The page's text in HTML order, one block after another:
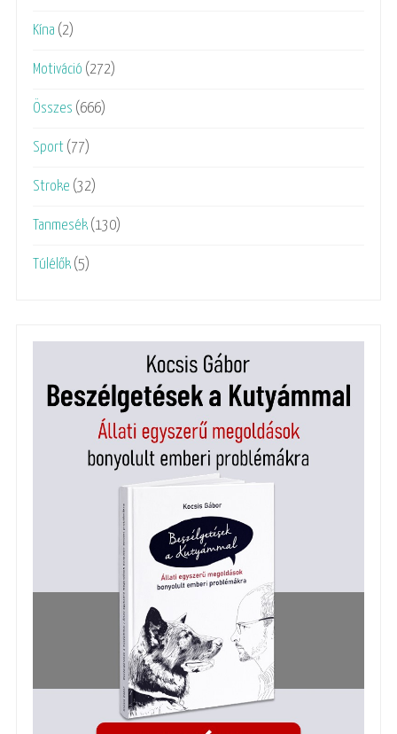
Kína (2)
Motiváció (272)
Összes (666)
Sport (77)
Stroke (32)
Tanmesék (130)
Túlélők (5)